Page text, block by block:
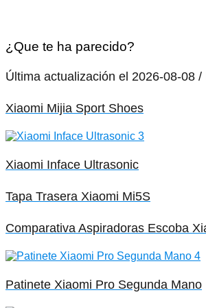
¿Que te ha parecido?
Última actualización el 2026-08-08
Xiaomi Mijia Sport Shoes
Xiaomi Inface Ultrasonic
Tapa Trasera Xiaomi Mi5S
Comparativa Aspiradoras Escoba
Patinete Xiaomi Pro Segunda Mano